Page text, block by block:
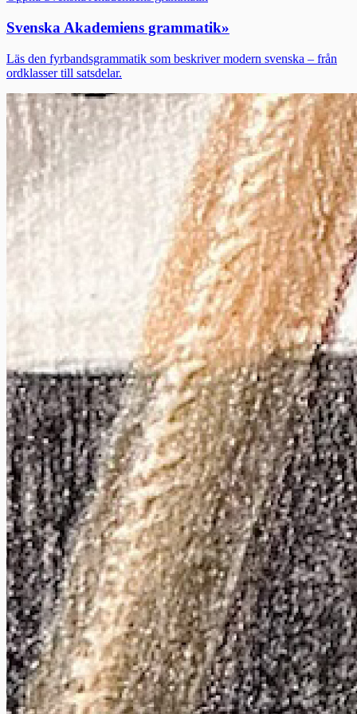
Svenska Akademiens grammatik»
Läs den fyrbandsgrammatik som beskriver modern svenska – från
ordklasser till satsdelar.